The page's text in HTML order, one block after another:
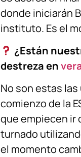
donde iniciarán
instituto. Es el
¿Están
destreza en
No son estas
comienzo de la
que empiecen ir
turnado
el momento